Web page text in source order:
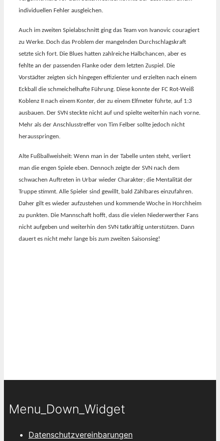
individuellen Fehler ausgleichen.
Auch im zweiten Spielabschnitt ging das Team von Ivanovic couragiert
zu Werke. Doch das Problem der mangelnden Durchschlagskraft
setzte sich fort. Die Blues hatten zahlreiche Halbchancen, aber es
fehlte an der passenden Flanke oder dem letzten Zuspiel. Die
Vorstädter zeigten sich hingegen effizienter und erzielten nach einem
Eckball die schmeichelhafte Führung. Diese konnte der FC Rot-Weiß
Koblenz II nach einem Konter, der zu einem Elfmeter führte, auf 1:3
ausbauen. Der SVN steckte nicht auf und spielte weiterhin nach vorne.
Mehr als der Anschlusstreffer von Tim Felber sollte jedoch nicht
herausspringen.
Alte Fußballweisheit: Wenn man in der Tabelle unten steht, verliert
man die engen Spiele eben. Dennoch zeigte der SVN nach dem
schwachen Auftreten in Urbar wieder Charakter; die Mentalität der
Truppe stimmt. Alle Spieler sind gewillt, bald Zählbares einzufahren.
Daher gilt es wieder aufzustehen und kommende Woche in Horchheim
zu punkten. Die Mannschaft hofft, dass die vielen Niederwerther Fans
nicht aufgeben und weiterhin den SVN tatkräftig unterstützen. Dann
dauert es nicht mehr lange bis zum zweiten Saisonsieg!
Menu_Down_Widget
Datenschutzvereinbarungen